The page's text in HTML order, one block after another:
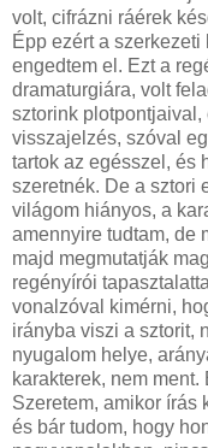
volt, cifrázni ráérek
Épp ezért a
engedtem el. Ezt a
dramaturgiára, volt
sztorink plotpontjaival,
visszajelzés, szóval
tartok az egésszel, és
szeretnék. De a sztori
világom hiányos, a
amennyire tudtam, de
majd megmutatják
regényírói
vonalzóval kimérni,
irányba viszi a sztorit,
nyugalom helye,
karakterek, nem
Szeretem, amikor írás
és bár tudom, hogy